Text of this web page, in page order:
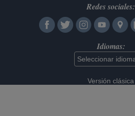
Redes sociales:
Idiomas:
Versión clásica